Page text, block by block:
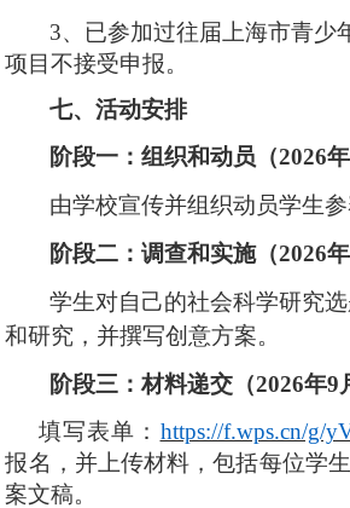
3、已参加过往届上海市青少
项目不接受申报。
七、活动安排
阶段一：组织和动员（2026年
由学校宣传并组织动员学生参
阶段二：调查和实施（2026年
学生对自己的社会科学研究
和研究 ， 并撰写创意方案。
阶段三：材料递交（2026年9
填写表单： https://f.wps.cn/g/
报名，并上传材料，包括每位学
案文稿。